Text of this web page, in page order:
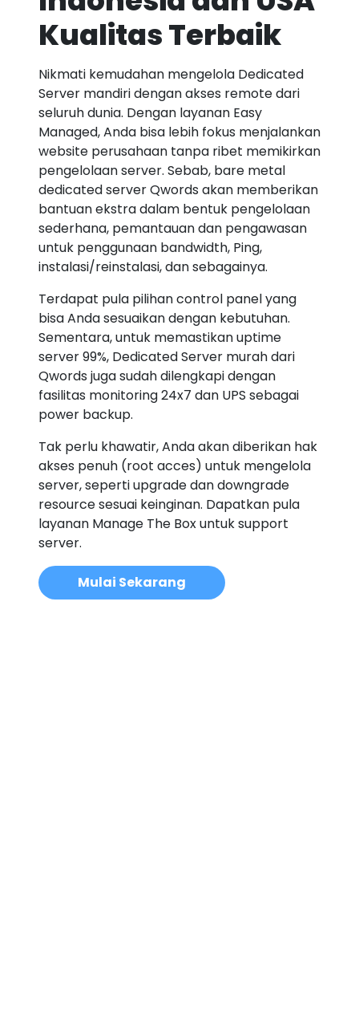
Kualitas Terbaik
Nikmati kemudahan mengelola Dedicated
Server mandiri dengan akses remote dari
seluruh dunia. Dengan layanan Easy
Managed, Anda bisa lebih fokus menjalankan
website perusahaan tanpa ribet memikirkan
pengelolaan server. Sebab, bare metal
dedicated server Qwords akan memberikan
bantuan ekstra dalam bentuk pengelolaan
sederhana, pemantauan dan pengawasan
untuk penggunaan bandwidth, Ping,
instalasi/reinstalasi, dan sebagainya.
Terdapat pula pilihan control panel yang
bisa Anda sesuaikan dengan kebutuhan.
Sementara, untuk memastikan uptime
server 99%, Dedicated Server murah dari
Qwords juga sudah dilengkapi dengan
fasilitas monitoring 24x7 dan UPS sebagai
power backup.
Tak perlu khawatir, Anda akan diberikan hak
akses penuh (root acces) untuk mengelola
server, seperti upgrade dan downgrade
resource sesuai keinginan. Dapatkan pula
layanan Manage The Box untuk support
server.
Mulai Sekarang